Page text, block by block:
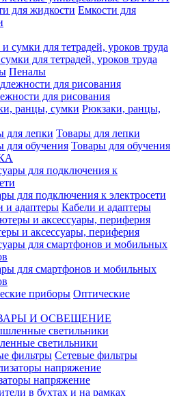
Емкости для
для тетрадей, уроков труда
Пеналы
для рисования
Рюкзаки, ранцы,
Товары для лепки
Товары для обучения
для подключения к электросети
Кабели и адаптеры
и аксессуары, периферия
для смартфонов и мобильных
Оптические
И ОСВЕЩЕНИЕ
светильники
Сетевые фильтры
напряжение